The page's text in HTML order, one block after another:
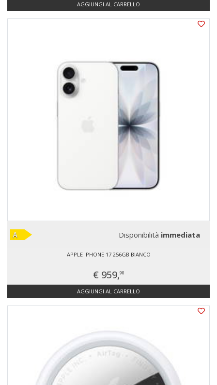
AGGIUNGI AL CARRELLO
Disponibilità immediata
APPLE IPHONE 17 256GB BIANCO
€ 959,90
AGGIUNGI AL CARRELLO